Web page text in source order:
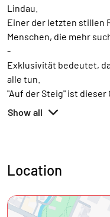
Lindau.
Einer der letzten stillen
Menschen, die mehr
-
Exklusivität bedeutet,
alle tun.
"Auf der Steig" ist dieser
Show all
Location